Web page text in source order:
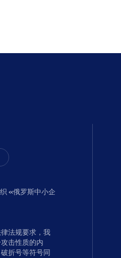
«俄罗斯中小企
法规要求，我
击性质的内
折号等符号同